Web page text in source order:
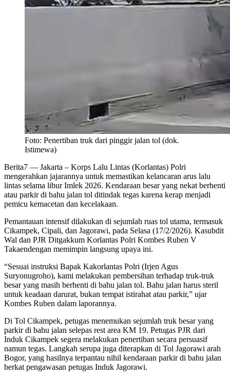
Foto: Penertiban truk dari pinggir jalan tol (dok.
Istimewa)
Berita7 — Jakarta – Korps Lalu Lintas (Korlantas) Polri
mengerahkan jajarannya untuk memastikan kelancaran arus lalu
lintas selama libur Imlek 2026. Kendaraan besar yang nekat berhenti
atau parkir di bahu jalan tol ditindak tegas karena kerap menjadi
pemicu kemacetan dan kecelakaan.
Pemantauan intensif dilakukan di sejumlah ruas tol utama, termasuk
Cikampek, Cipali, dan Jagorawi, pada Selasa (17/2/2026). Kasubdit
Wal dan PJR Ditgakkum Korlantas Polri Kombes Ruben V
Takaendengan memimpin langsung upaya ini.
“Sesuai instruksi Bapak Kakorlantas Polri (Irjen Agus
Suryonugroho), kami melakukan pembersihan terhadap truk-truk
besar yang masih berhenti di bahu jalan tol. Bahu jalan harus steril
untuk keadaan darurat, bukan tempat istirahat atau parkir,” ujar
Kombes Ruben dalam laporannya.
Di Tol Cikampek, petugas menemukan sejumlah truk besar yang
parkir di bahu jalan selepas rest area KM 19. Petugas PJR dari
Induk Cikampek segera melakukan penertiban secara persuasif
namun tegas. Langkah serupa juga diterapkan di Tol Jagorawi arah
Bogor, yang hasilnya terpantau nihil kendaraan parkir di bahu jalan
berkat pengawasan petugas Induk Jagorawi.